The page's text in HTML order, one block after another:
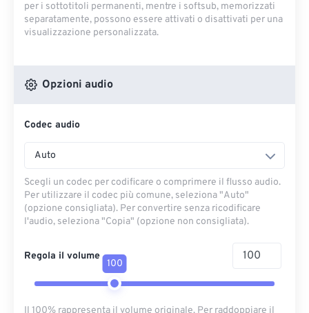
per i sottotitoli permanenti, mentre i softsub, memorizzati
separatamente, possono essere attivati ​​o disattivati ​​per una
visualizzazione personalizzata.
Opzioni audio
Codec audio
Auto
Scegli un codec per codificare o comprimere il flusso audio.
Per utilizzare il codec più comune, seleziona "Auto"
(opzione consigliata). Per convertire senza ricodificare
l'audio, seleziona "Copia" (opzione non consigliata).
Regola il volume
100
Il 100% rappresenta il volume originale. Per raddoppiare il